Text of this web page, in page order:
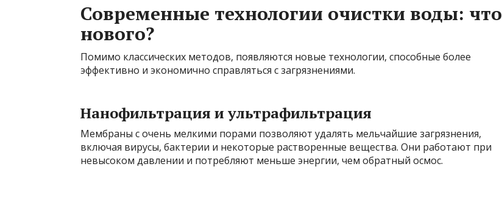
Современные технологии очистки воды: что
нового?
Помимо классических методов, появляются новые технологии, способные более
эффективно и экономично справляться с загрязнениями.
Нанофильтрация и ультрафильтрация
Мембраны с очень мелкими порами позволяют удалять мельчайшие загрязнения,
включая вирусы, бактерии и некоторые растворенные вещества. Они работают при
невысоком давлении и потребляют меньше энергии, чем обратный осмос.